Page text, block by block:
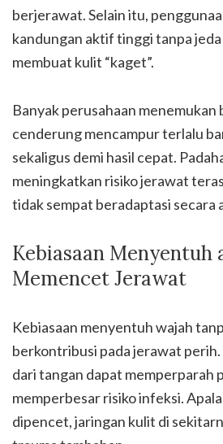
berjerawat. Selain itu,
kandungan aktif tinggi tanpa jeda
membuat kulit “kaget”.
Banyak perusahaan menemukan
cenderung mencampur terlalu
sekaligus demi hasil cepat.
meningkatkan risiko jerawat
tidak sempat beradaptasi secara
Kebiasaan Menyentuh
Memencet Jerawat
Kebiasaan menyentuh wajah
berkontribusi pada jerawat perih.
dari tangan dapat memperparah
memperbesar risiko infeksi.
dipencet, jaringan kulit di